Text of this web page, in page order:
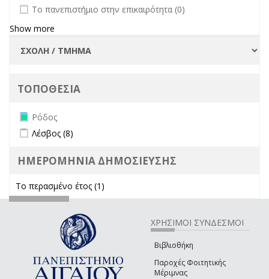
undefined
Το πανεπιστήμιο στην επικαιρότητα (0)
Show more
ΤΟΠΟΘΕΣΙΑ
Remove Ρόδος filter
Ρόδος
Apply Λέσβος filter
Λέσβος (8)
ΗΜΕΡΟΜΗΝΙΑ ΔΗΜΟΣΙΕΥΣΗΣ
Το περασμένο έτος (1)
ΧΡΗΣΙΜΟΙ ΣΥΝΔΕΣΜΟΙ
Βιβλιοθήκη
Παροχές Φοιτητικής
Μέριμνας